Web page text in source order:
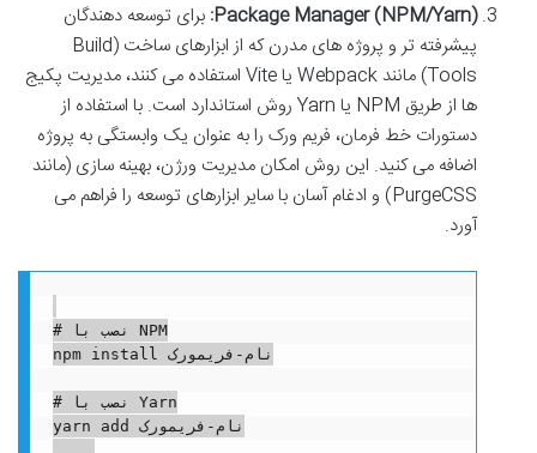
Package Manager (NPM/Yarn): برای توسعه دهندگان
پیشرفته تر و پروژه های مدرن که از ابزارهای ساخت (Build
Tools) مانند Webpack یا Vite استفاده می کنند، مدیریت پکیج
ها از طریق NPM یا Yarn روش استاندارد است. با استفاده از
دستورات خط فرمان، فریم ورک را به عنوان یک وابستگی به پروژه
اضافه می کنید. این روش امکان مدیریت ورژن، بهینه سازی (مانند
PurgeCSS) و ادغام آسان با سایر ابزارهای توسعه را فراهم می
آورد.
# نصب با NPM
npm install نام-فریمورک
# نصب با Yarn
yarn add نام-فریمورک